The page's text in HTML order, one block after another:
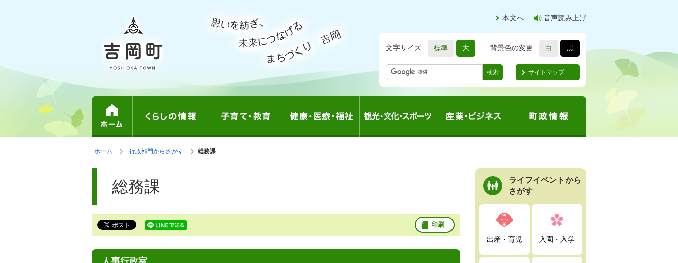
本文へ 音声読み上げ
文字サイズ 標準 大 背景色の変更 白 黒
検索 サイトマップ
表
ペ
ホーム
の
行政部門からさがす
の
総務課
文
で
総務課
印刷
ライフイベントから
さがす
出産・育児 入園・入学